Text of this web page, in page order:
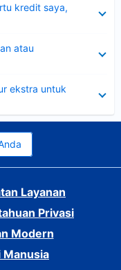
kredit saya,
atau
ekstra untuk
Layanan
Privasi
Modern
Manusia